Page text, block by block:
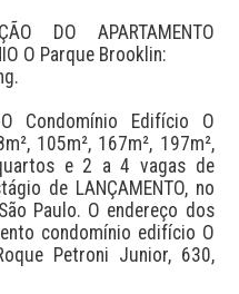
DO APARTAMENTO
O Parque Brooklin:
O Condomínio Edifício O
105m², 167m², 197m²,
e 2 a 4 vagas de
de LANÇAMENTO, no
Paulo. O endereço dos
condomínio edifício O
Petroni Junior, 630,